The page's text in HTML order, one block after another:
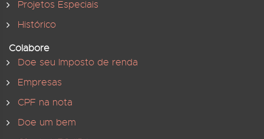
Projetos Especiais
Histórico
Colabore
Doe seu Imposto de renda
Empresas
CPF na nota
Doe um bem